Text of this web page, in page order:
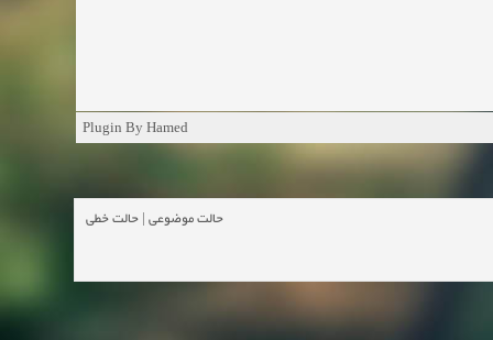
Plugin By Hamed
حالت موضوعی| حالت خطی